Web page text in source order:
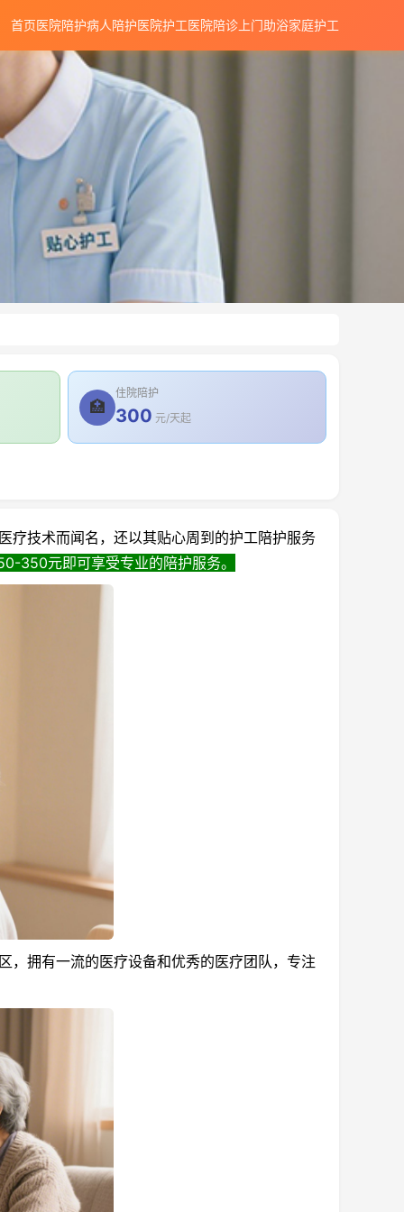
首页医院陪护病人陪护医院护工医院陪诊 上门助浴家庭护工
🏥
住院陪护
300 元/天起
技术而闻名，还以其贴心周到的护工陪护服务
350元即可享受专业的陪护服务。
拥有一流的医疗设备和优秀的医疗团队，专注